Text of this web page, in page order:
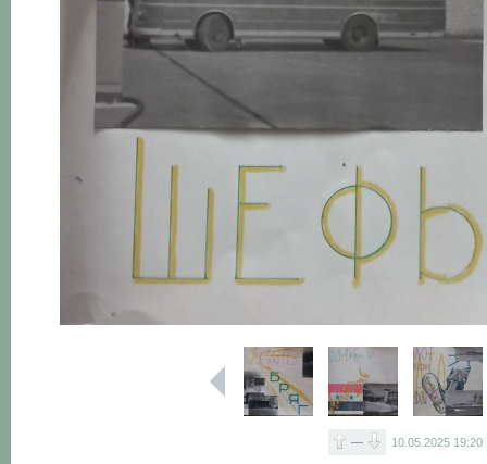
— 10.05.2025 19:20